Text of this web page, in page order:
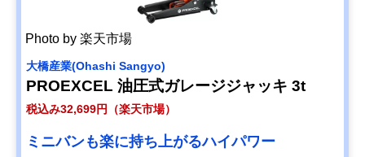
Photo by 楽天市場
大橋産業(Ohashi Sangyo)
PROEXCEL 油圧式ガレージジャッキ 3t
税込み32,699円（楽天市場）
ミニバンも楽に持ち上がるハイパワー